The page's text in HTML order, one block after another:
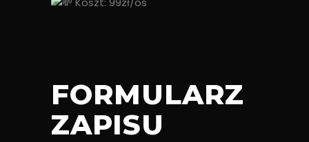
FORMULARZ
ZAPISU